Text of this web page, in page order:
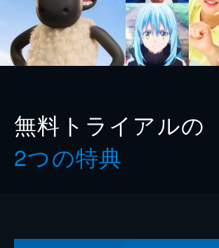
無料トライアルの
2つの特典